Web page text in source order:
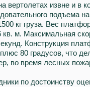
вертолетах извне и
подъема
кг груза. Вес
м. Максимальная
Конструкция
80 градусов, что
во время лесных
по достоинству